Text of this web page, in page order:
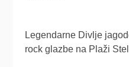
Legendarne Divlje
rock glazbe na Plaži